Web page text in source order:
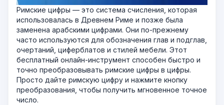
Римские цифры — это система счисления, которая
использовалась в Древнем Риме и позже была
заменена арабскими цифрами. Они по-прежнему
часто используются для обозначения глав и подглав,
очертаний, циферблатов и стилей мебели. Этот
бесплатный онлайн-инструмент способен быстро и
точно преобразовывать римские цифры в цифры.
Просто дайте римскую цифру и нажмите кнопку
преобразования, чтобы получить мгновенное точное
число.